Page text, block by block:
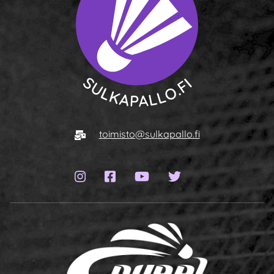
E-mailtoimisto@sulkapallo.fi
Instagram page
Facebook page
YouTube channel
Twitter page